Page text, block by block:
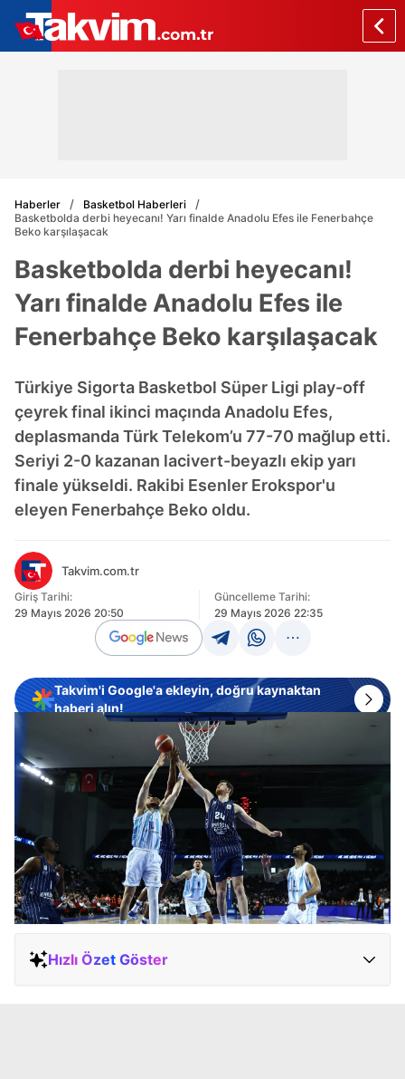
Haberler
Basketbol Haberleri
Basketbolda derbi heyecanı! Yarı finalde Anadolu Efes ile Fenerbahçe
Beko karşılaşacak
Basketbolda derbi heyecanı!
Yarı finalde Anadolu Efes ile
Fenerbahçe Beko karşılaşacak
Türkiye Sigorta Basketbol Süper Ligi play-off
çeyrek final ikinci maçında Anadolu Efes,
deplasmanda Türk Telekom’u 77-70 mağlup etti.
Seriyi 2-0 kazanan lacivert-beyazlı ekip yarı
finale yükseldi. Rakibi Esenler Erokspor'u
eleyen Fenerbahçe Beko oldu.
Takvim.com.tr
Giriş Tarihi:
29 Mayıs 2026 20:50
Güncelleme Tarihi:
29 Mayıs 2026 22:35
Takvim'i Google'a ekleyin, doğru kaynaktan
haberi alın!
Hızlı Özet Göster